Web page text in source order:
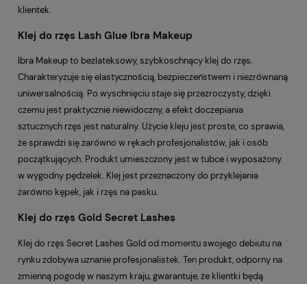
klientek.
Klej do rzęs Lash Glue Ibra Makeup
Ibra Makeup to bezlateksowy, szybkoschnący klej do rzęs.
Charakteryzuje się elastycznością, bezpieczeństwem i niezrównaną
uniwersalnością. Po wyschnięciu staje się przezroczysty, dzięki
czemu jest praktycznie niewidoczny, a efekt doczepiania
sztucznych rzęs jest naturalny. Użycie kleju jest proste, co sprawia,
że sprawdzi się zarówno w rękach profesjonalistów, jak i osób
początkujących. Produkt umieszczony jest w tubce i wyposażony
w wygodny pędzelek. Klej jest przeznaczony do przyklejania
zarówno kępek, jak i rzęs na pasku.
Klej do rzęs Gold Secret Lashes
Klej do rzęs Secret Lashes Gold od momentu swojego debiutu na
rynku zdobywa uznanie profesjonalistek. Ten produkt, odporny na
zmienną pogodę w naszym kraju, gwarantuje, że klientki będą